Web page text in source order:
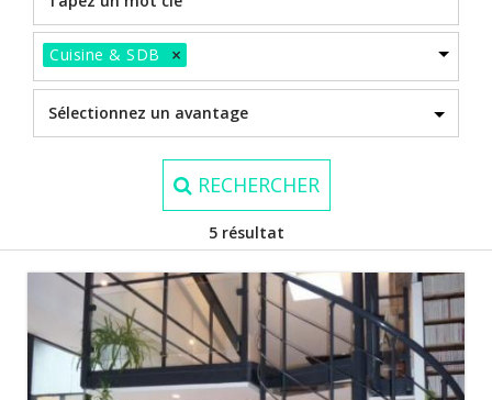
Cuisine & SDB ×
RECHERCHER
5 résultat